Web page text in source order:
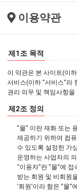
기존회원님은 pc나
이용약관
제1조 목적
이 약관은 본 사이트(이
서비스(이하 "서비스"라
권리·의무 및 책임사항
제2조 정의
"몰" 이란 재화 또는
제공하기 위하여 컴
수 있도록 설정한 가
운영하는 사업자의
"이용자"란 "몰"에 접
받는 회원 및 비회원
'회원'이라 함은 "몰"